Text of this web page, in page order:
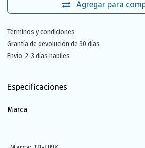
Agregar para
Términos y condiciones
Grantía de devolución de 30 días
Envío: 2-3 días hábiles
Especificaciones
Marca